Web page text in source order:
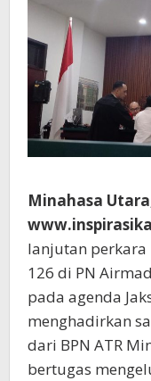
Minahasa
lanjutan perkara
126 di PN
pada agenda
menghadirkan
dari BPN ATR
bertugas